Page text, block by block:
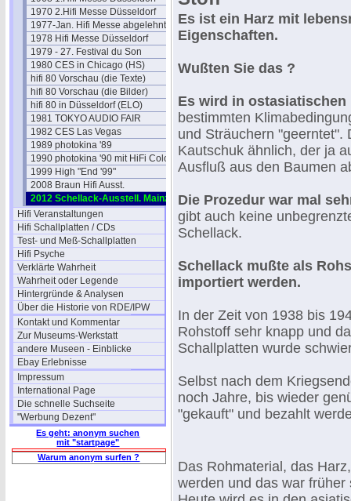
1970 2.Hifi Messe Düsseldorf
1977-Jan. Hifi Messe abgelehnt
1978 Hifi Messe Düsseldorf
1979 - 27. Festival du Son
1980 CES in Chicago (HS)
hifi 80 Vorschau (die Texte)
hifi 80 Vorschau (die Bilder)
hifi 80 in Düsseldorf (ELO)
1981 TOKYO AUDIO FAIR
1982 CES Las Vegas
1989 photokina '89
1990 photokina '90 mit HiFi Cologne
1999 High "End '99"
2008 Braun Hifi Ausst.
2012 Schellack-Ausstell. Mainz
Hifi Veranstaltungen
Hifi Schallplatten / CDs
Test- und Meß-Schallplatten
Hifi Psyche
Verklärte Wahrheit
Wahrheit oder Legende
Hintergründe & Analysen
Über die Historie von RDE/IPW
Kontakt und Kommentar
Zur Museums-Werkstatt
andere Museen - Einblicke
Ebay Erlebnisse
Impressum
International Page
Die schnelle Suchseite
"Werbung Dezent"
Es geht: anonym suchen
mit "startpage"
Warum anonym surfen ?
Es ist ein Harz mit
Eigenschaften.
Wußten Sie das ?
Es wird in ostasiatischen
bestimmten
und Sträuchern "geerntet".
Kautschuk ähnlich, der ja
Ausfluß aus den Baumen
Die Prozedur war mal
gibt auch keine
Schellack.
Schellack mußte als
importiert werden.
In der Zeit von 1938 bis
Rohstoff sehr knapp und
Schallplatten wurde
Selbst nach dem
noch Jahre, bis wieder
"gekauft" und bezahlt
Das Rohmaterial, das
werden und das war früher